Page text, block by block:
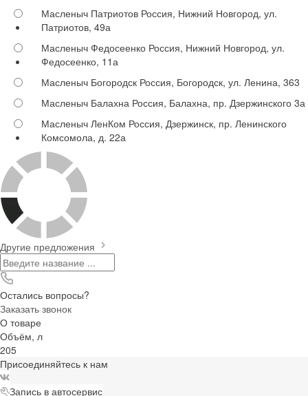
Масленыч Патриотов Россия, Нижний Новгород, ул.
Патриотов, 49а
Масленыч Федосеенко Россия, Нижний Новгород, ул.
Федосеенко, 11а
Масленыч Богородск Россия, Богородск, ул. Ленина, 363
Масленыч Балахна Россия, Балахна, пр. Дзержинского 3а
Масленыч ЛенКом Россия, Дзержинск, пр. Ленинского
Комсомола, д. 22а
Другие предложения
Остались вопросы?
Заказать звонок
О товаре
Объём, л
205
Присоединяйтесь к нам
Запись в автосервис